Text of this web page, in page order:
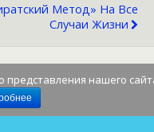
Метод» На Все
Случаи Жизни
нашего